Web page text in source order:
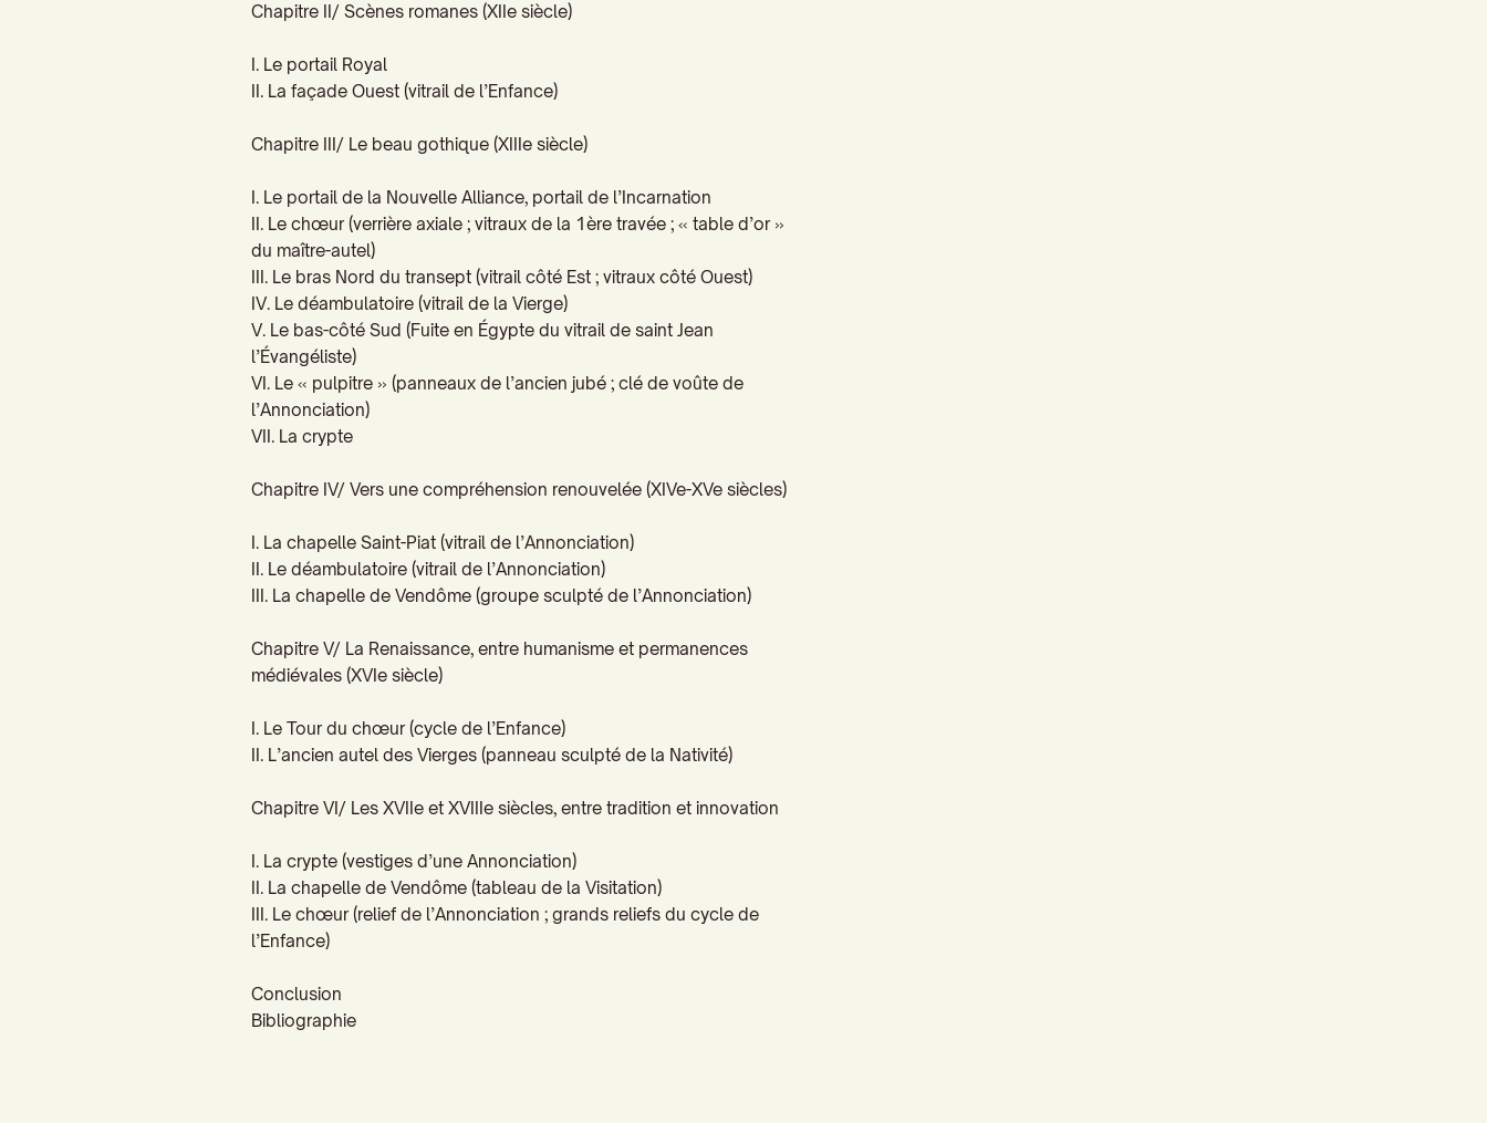
Chapitre II/ Scènes romanes (XIIe siècle)
I. Le portail Royal
II. La façade Ouest (vitrail de l’Enfance)
Chapitre III/ Le beau gothique (XIIIe siècle)
I. Le portail de la Nouvelle Alliance, portail de l’Incarnation
II. Le chœur(verrière axiale ; vitraux de la 1ère travée ; « table d’or »
du maître-autel)
III. Le bras Nord du transept (vitrail côté Est ; vitraux côté Ouest)
IV. Le déambulatoire (vitrail de la Vierge)
V. Le bas-côté Sud (Fuite en Égypte du vitrail de saint Jean
l’Évangéliste)
VI. Le « pulpitre » (panneaux de l’ancien jubé ; clé de voûte de
l’Annonciation)
VII. La crypte
Chapitre IV/ Vers une compréhension renouvelée (XIVe-XVe siècles)
I. La chapelle Saint-Piat (vitrail de l’Annonciation)
II. Le déambulatoire (vitrail de l’Annonciation)
III. La chapelle de Vendôme (groupe sculpté de l’Annonciation)
Chapitre V/ La Renaissance, entre humanisme et permanences
médiévales (XVIe siècle)
I. Le Tour du chœur(cycle de l’Enfance)
II. L’ancien autel des Vierges (panneau sculpté de la Nativité)
Chapitre VI/ Les XVIIe et XVIIIe siècles, entre tradition et innovation
I. La crypte (vestiges d’une Annonciation)
II. La chapelle de Vendôme (tableau de la Visitation)
III. Le chœur(relief de l’Annonciation ; grands reliefs du cycle de
l’Enfance)
Conclusion
Bibliographie